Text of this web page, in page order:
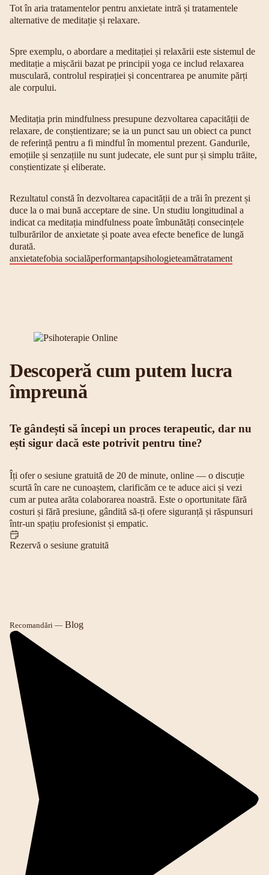
Tot în aria tratamentelor pentru anxietate intră și tratamentele
alternative de meditație și relaxare.
Spre exemplu, o abordare a meditației și relaxării este sistemul de
meditație a mișcării bazat pe principii yoga ce includ relaxarea
musculară, controlul respirației și concentrarea pe anumite părți
ale corpului.
Meditația prin mindfulness presupune dezvoltarea capacității de
relaxare, de conștientizare; se ia un punct sau un obiect ca punct
de referință pentru a fi mindful în momentul prezent. Gandurile,
emoțiile și senzațiile nu sunt judecate, ele sunt pur și simplu trăite,
conștientizate și eliberate.
Rezultatul constă în dezvoltarea capacității de a trăi în prezent și
duce la o mai bună acceptare de sine. Un studiu longitudinal a
indicat ca meditația mindfulness poate îmbunătăți consecințele
tulburărilor de anxietate și poate avea efecte benefice de lungă
durată.
anxietatefobia socialăperformanțapsihologieteamătratament
Descoperă cum putem lucra
împreună
Te gândești să începi un proces terapeutic, dar nu
ești sigur dacă este potrivit pentru tine?
Îți ofer o sesiune gratuită de 20 de minute, online — o discuție
scurtă în care ne cunoaștem, clarificăm ce te aduce aici și vezi
cum ar putea arăta colaborarea noastră. Este o oportunitate fără
costuri și fără presiune, gândită să-ți ofere siguranță și răspunsuri
într-un spațiu profesionist și empatic.
Rezervă o sesiune gratuită
Recomandări — Blog